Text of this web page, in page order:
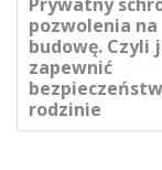
pozwolenia na
budowę. Czyli
zapewnić
rodzinie